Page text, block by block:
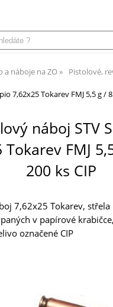
a náboje na ZO
Pistolové,
7,62x25 Tokarev FMJ 5,5 g /
náboj STV
Tokarev FMJ
200 ks CIP
7,62x25 Tokarev, střela
v papírové
označené CIP